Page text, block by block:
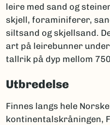
leire med sand og
skjell, foraminiferer,
siltsand og skjellsand.
art på leirebunner
tallrik på dyp mellom
Utbredelse
Finnes langs hele
kontinentalskråningen,